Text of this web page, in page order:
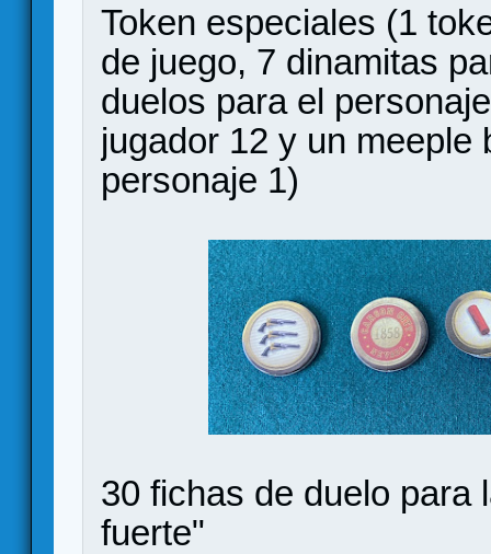
Token especiales (1
de juego, 7 dinamitas
duelos para el
jugador 12 y un meeple
personaje 1)
30 fichas de duelo para
fuerte"